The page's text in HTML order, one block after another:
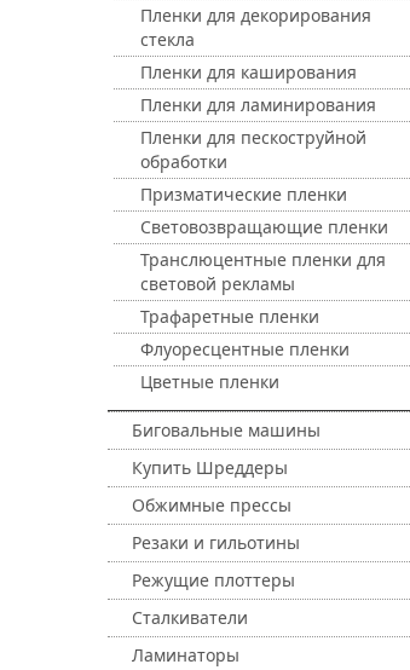
Пленки для декорирования
стекла
Пленки для каширования
Пленки для ламинирования
Пленки для пескоструйной
обработки
Призматические пленки
Световозвращающие пленки
Транслюцентные пленки для
световой рекламы
Трафаретные пленки
Флуоресцентные пленки
Цветные пленки
Биговальные машины
Купить Шреддеры
Обжимные прессы
Резаки и гильотины
Режущие плоттеры
Сталкиватели
Ламинаторы